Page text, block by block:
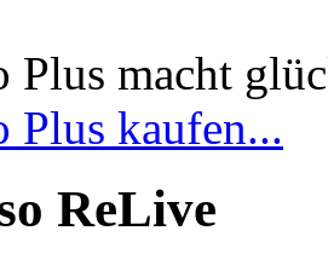
Plus macht
Plus kaufen...
ReLive